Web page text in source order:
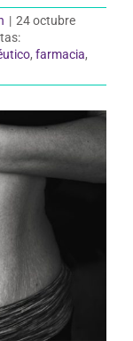
| 24 octubre
, farmacia,